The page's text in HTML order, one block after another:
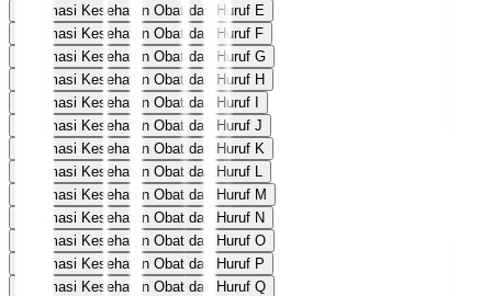
Informasi Kesehatan Obat dari Huruf E
Informasi Kesehatan Obat dari Huruf F
Informasi Kesehatan Obat dari Huruf G
Informasi Kesehatan Obat dari Huruf H
Informasi Kesehatan Obat dari Huruf I
Informasi Kesehatan Obat dari Huruf J
Informasi Kesehatan Obat dari Huruf K
Informasi Kesehatan Obat dari Huruf L
Informasi Kesehatan Obat dari Huruf M
Informasi Kesehatan Obat dari Huruf N
Informasi Kesehatan Obat dari Huruf O
Informasi Kesehatan Obat dari Huruf P
Informasi Kesehatan Obat dari Huruf Q